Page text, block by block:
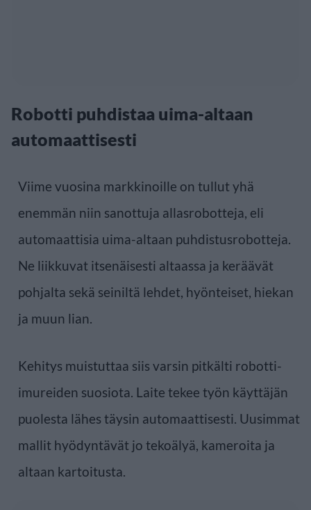
Robotti puhdistaa uima-altaan
automaattisesti
Viime vuosina markkinoille on tullut yhä
enemmän niin sanottuja allasrobotteja, eli
automaattisia uima-altaan puhdistusrobotteja.
Ne liikkuvat itsenäisesti altaassa ja keräävät
pohjalta sekä seiniltä lehdet, hyönteiset, hiekan
ja muun lian.
Kehitys muistuttaa siis varsin pitkälti robotti-
imureiden suosiota. Laite tekee työn käyttäjän
puolesta lähes täysin automaattisesti. Uusimmat
mallit hyödyntävät jo tekoälyä, kameroita ja
altaan kartoitusta.